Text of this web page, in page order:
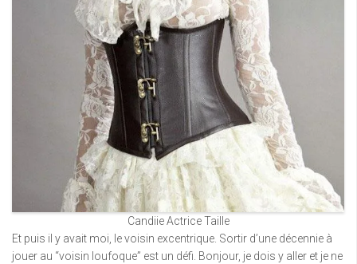
Candiie Actrice Taille
Et puis il y avait moi, le voisin excentrique. Sortir d’une décennie à
jouer au “voisin loufoque” est un défi. Bonjour, je dois y aller et je ne